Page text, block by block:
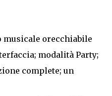
musicale orecchiabile
modalità Party;
complete; un